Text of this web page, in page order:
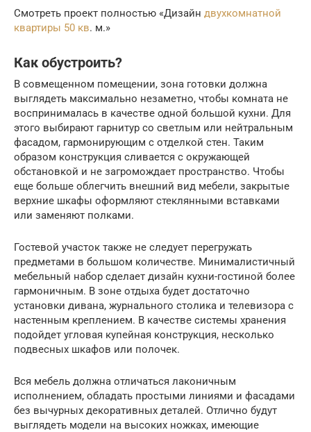
Смотреть проект полностью «Дизайн двухкомнатной
квартиры 50 кв. м.»
Как обустроить?
В совмещенном помещении, зона готовки должна
выглядеть максимально незаметно, чтобы комната не
воспринималась в качестве одной большой кухни. Для
этого выбирают гарнитур со светлым или нейтральным
фасадом, гармонирующим с отделкой стен. Таким
образом конструкция сливается с окружающей
обстановкой и не загромождает пространство. Чтобы
еще больше облегчить внешний вид мебели, закрытые
верхние шкафы оформляют стеклянными вставками
или заменяют полками.
Гостевой участок также не следует перегружать
предметами в большом количестве. Минималистичный
мебельный набор сделает дизайн кухни-гостиной более
гармоничным. В зоне отдыха будет достаточно
установки дивана, журнального столика и телевизора с
настенным креплением. В качестве системы хранения
подойдет угловая купейная конструкция, несколько
подвесных шкафов или полочек.
Вся мебель должна отличаться лаконичным
исполнением, обладать простыми линиями и фасадами
без вычурных декоративных деталей. Отлично будут
выглядеть модели на высоких ножках, имеющие